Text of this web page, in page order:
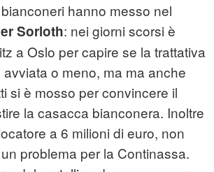
hanno messo nel
Sorloth: nei giorni scorsi è
a Oslo per capire se la trattativa
o meno, ma ma anche
si è mosso per convincere il
la casacca bianconera. Inoltre
a 6 milioni di euro, non
problema per la Continassa.